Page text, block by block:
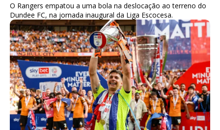
O Rangers empatou a uma bola na deslocação ao terreno do
Dundee FC, na jornada inaugural da Liga Escocesa.